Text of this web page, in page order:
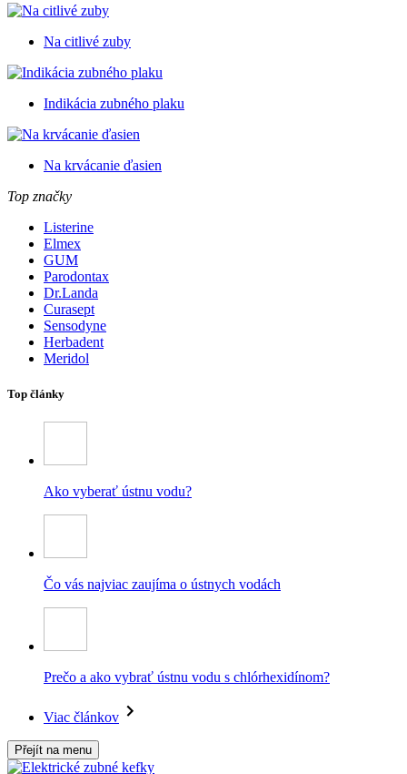
Na citlivé zuby
Indikácia zubného plaku
Na krvácanie ďasien
Top značky
Listerine
Elmex
GUM
Parodontax
Dr.Landa
Curasept
Sensodyne
Herbadent
Meridol
Top články
Ako vyberať ústnu vodu?
Čo vás najviac zaujíma o ústnych vodách
Prečo a ako vybrať ústnu vodu s chlórhexidínom?
Viac článkov
Přejít na menu